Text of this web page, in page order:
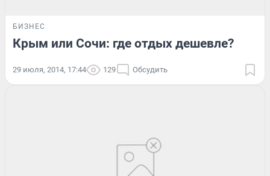
БИЗНЕС
Крым или Сочи: где отдых дешевле?
29 июля, 2014, 17:44 129 Обсудить